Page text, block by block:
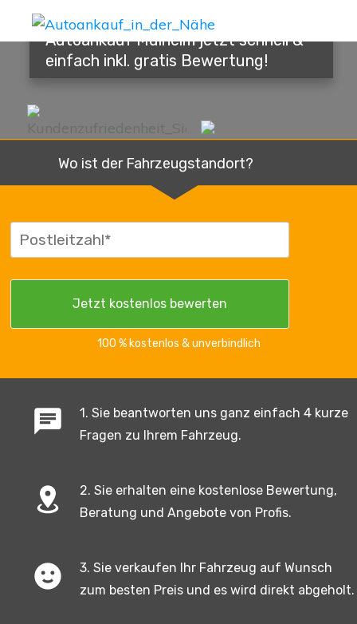
Autoankauf Mülheim jetzt schnell &
einfach inkl. gratis Bewertung!
Wo ist der Fahrzeugstandort?
100 % kostenlos & unverbindlich
1. Sie beantworten uns ganz einfach 4 kurze
Fragen zu Ihrem Fahrzeug.
2. Sie erhalten eine kostenlose Bewertung,
Beratung und Angebote von Profis.
3. Sie verkaufen Ihr Fahrzeug auf Wunsch
zum besten Preis und es wird direkt abgeholt.